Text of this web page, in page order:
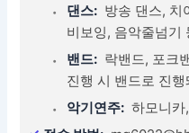
댄스: 방송 댄스, 치
비보잉, 음악줄넘기
밴드: 락밴드, 포크
진행 시 밴드로 진행
악기연주: 하모니카